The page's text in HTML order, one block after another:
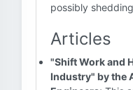
possibly
Articles
"Shift Work and
Industry" by the